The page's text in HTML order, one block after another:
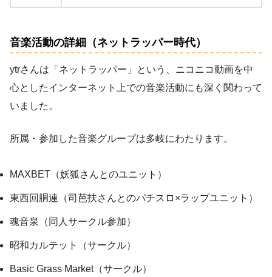
音楽活動の詳細（ネットラッパー時代）
ytrさんは「ネットラッパー」という、ニコニコ動画を中
心としたインターネット上での音楽活動にも深く関わって
いました。
所属・参加した音楽グループは多岐にわたります。
MAXBET（妖狐さんとのユニット）
東西回胴連（司芭扶さんとのパチスロ×ラップユニット）
魂音泉（同人サークル参加）
昭和カルテット（サークル）
Basic Grass Market（サークル）